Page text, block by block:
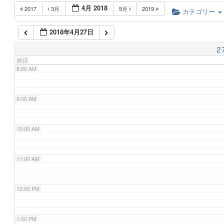
2017 3月 4月 2018 5月 2019 カテゴリー
2018年4月27日
終日
6:00 AM
7:00 AM
8:00 AM
9:00 AM
10:00 AM
11:00 AM
12:00 PM
1:00 PM